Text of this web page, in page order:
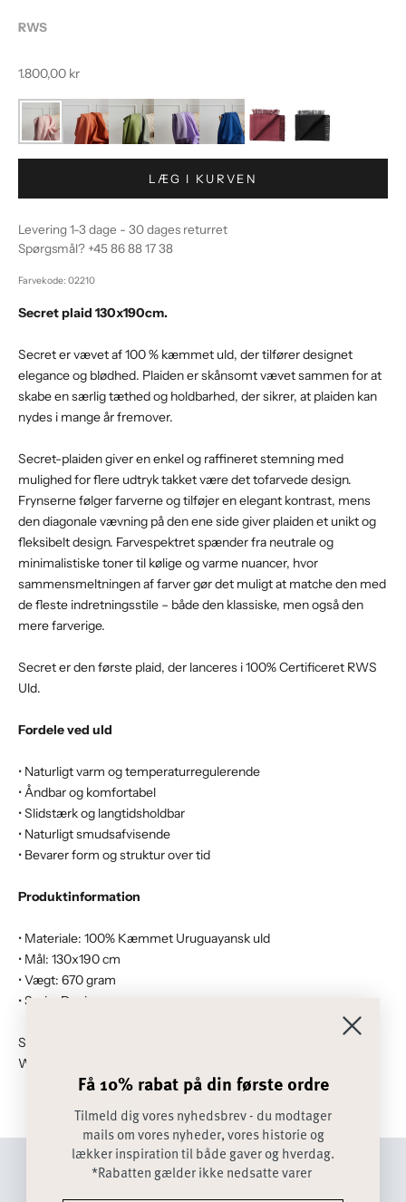
RWS
Salgspris
1.800,00 kr
LÆG I KURVEN
Levering 1-3 dage - 30 dages returret
Spørgsmål? +45 86 88 17 38
Farvekode: 02210
Secret plaid 130x190cm.
Secret er vævet af 100 % kæmmet uld, der tilfører designet
elegance og blødhed. Plaiden er skånsomt vævet sammen for at
skabe en særlig tæthed og holdbarhed, der sikrer, at plaiden kan
nydes i mange år fremover.
Secret-plaiden giver en enkel og raffineret stemning med
mulighed for flere udtryk takket være det tofarvede design.
Frynserne følger farverne og tilføjer en elegant kontrast, mens
den diagonale vævning på den ene side giver plaiden et unikt og
fleksibelt design. Farvespektret spænder fra neutrale og
minimalistiske toner til kølige og varme nuancer, hvor
sammensmeltningen af farver gør det muligt at matche den med
de fleste indretningsstile – både den klassiske, men også den
mere farverige.
Secret er den første plaid, der lanceres i 100% Certificeret RWS
Uld.
Fordele ved uld
• Naturligt varm og temperaturregulerende
• Åndbar og komfortabel
• Slidstærk og langtidsholdbar
• Naturligt smudsafvisende
• Bevarer form og struktur over tid
Produktinformation
• Materiale: 100% Kæmmet Uruguayansk uld
• Mål: 130x190 cm
• Vægt: 670 gram
• Serie: Designers
Softness: ● ● ● ○ ○
Warmth: ● ● ● ○ ○
Få 10% rabat på din første ordre
Tilmeld dig vores nyhedsbrev - du modtager
mails om vores nyheder, vores historie og
lækker inspiration til både gaver og hverdag.
*Rabatten gælder ikke nedsatte varer